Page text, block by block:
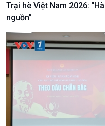
Chính trị
Chính phủ với người dân
Quốc hội với cử tri
Xây dựng đảng
Đảng trong cuộc sống
Nhận diện sự thật
Pháp luật và đời sống
Trại hè Việt Nam 2026:
nguồn”